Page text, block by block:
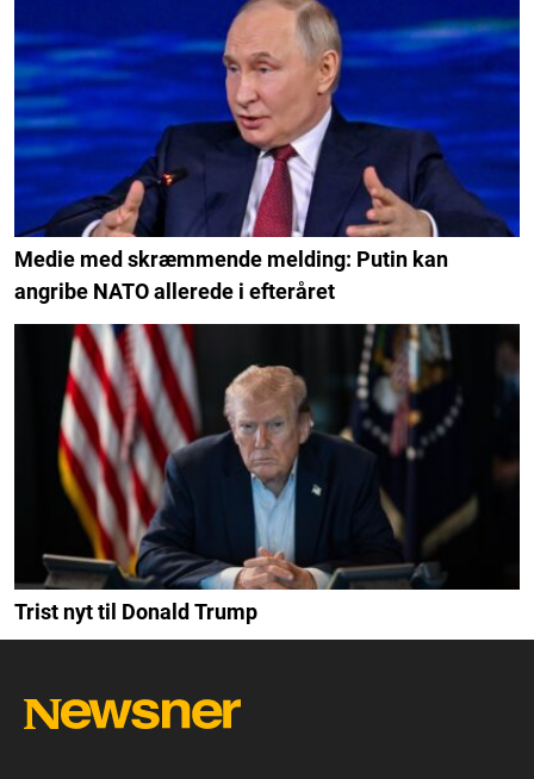
Medie med skræmmende melding: Putin kan
angribe NATO allerede i efteråret
Trist nyt til Donald Trump